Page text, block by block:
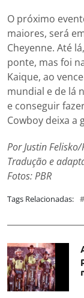
O próximo
maiores, será
Cheyenne. Até
ponte, mas foi
Kaique, ao
mundial e de lá
e conseguir
Cowboy deixa a
Por Justin Felisko/
Tradução e
Fotos: PBR
Tags Relacionadas: